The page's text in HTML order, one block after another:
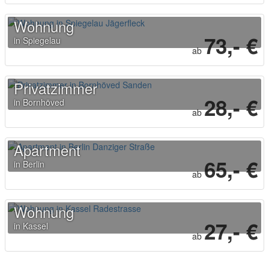
Wohnung
in Spiegelau
ab73,- €
Privatzimmer
in Bornhöved
ab28,- €
Apartment
in Berlin
ab65,- €
Wohnung
in Kassel
ab27,- €